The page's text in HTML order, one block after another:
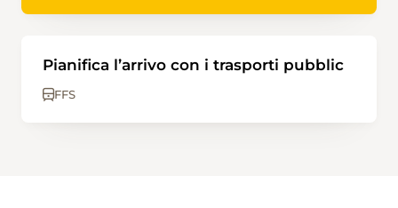
Pianifica l’arrivo con i trasporti pubblic
FFS